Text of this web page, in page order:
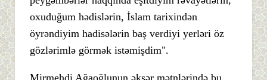
oxuduğum hədislərin, İslam tarixindən
öyrəndiyim hadisələrin baş verdiyi yerləri öz
gözlərimlə görmək istəmişdim".